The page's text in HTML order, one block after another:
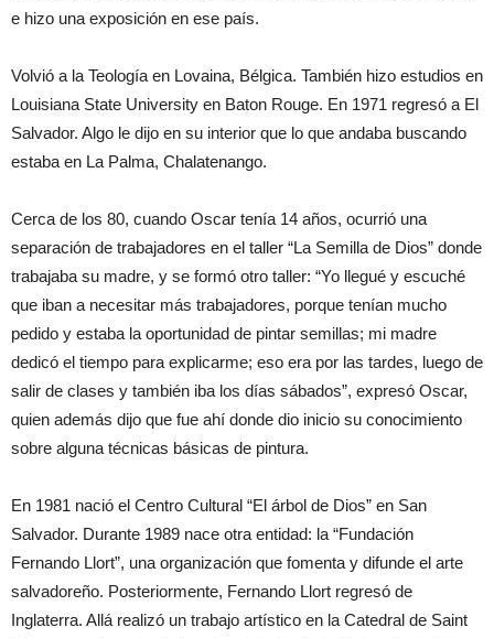
e hizo una exposición en ese país.
Volvió a la Teología en Lovaina, Bélgica. También hizo estudios en
Louisiana State University en Baton Rouge. En 1971 regresó a El
Salvador. Algo le dijo en su interior que lo que andaba buscando
estaba en La Palma, Chalatenango.
Cerca de los 80, cuando Oscar tenía 14 años, ocurrió una
separación de trabajadores en el taller “La Semilla de Dios” donde
trabajaba su madre, y se formó otro taller: “Yo llegué y escuché
que iban a necesitar más trabajadores, porque tenían mucho
pedido y estaba la oportunidad de pintar semillas; mi madre
dedicó el tiempo para explicarme; eso era por las tardes, luego de
salir de clases y también iba los días sábados”, expresó Oscar,
quien además dijo que fue ahí donde dio inicio su conocimiento
sobre alguna técnicas básicas de pintura.
En 1981 nació el Centro Cultural “El árbol de Dios” en San
Salvador. Durante 1989 nace otra entidad: la “Fundación
Fernando Llort”, una organización que fomenta y difunde el arte
salvadoreño. Posteriormente, Fernando Llort regresó de
Inglaterra. Allá realizó un trabajo artístico en la Catedral de Saint